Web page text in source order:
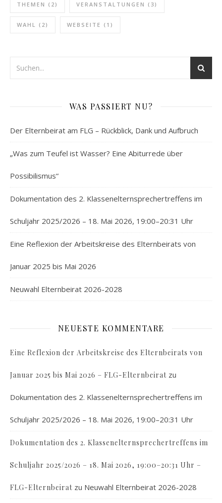
THEMEN (2) VERANSTALTUNGEN (3)
WAHL (2) WEBSEITE (1)
WAS PASSIERT NU?
Der Elternbeirat am FLG – Rückblick, Dank und Aufbruch
„Was zum Teufel ist Wasser? Eine Abiturrede über
Possibilismus“
Dokumentation des 2. Klassenelternsprechertreffens im
Schuljahr 2025/2026 – 18. Mai 2026, 19:00–20:31 Uhr
Eine Reflexion der Arbeitskreise des Elternbeirats von
Januar 2025 bis Mai 2026
Neuwahl Elternbeirat 2026-2028
NEUESTE KOMMENTARE
Eine Reflexion der Arbeitskreise des Elternbeirats von
Januar 2025 bis Mai 2026 – FLG-Elternbeirat zu
Dokumentation des 2. Klassenelternsprechertreffens im
Schuljahr 2025/2026 – 18. Mai 2026, 19:00–20:31 Uhr
Dokumentation des 2. Klassenelternsprechertreffens im
Schuljahr 2025/2026 – 18. Mai 2026, 19:00–20:31 Uhr –
FLG-Elternbeirat zu Neuwahl Elternbeirat 2026-2028